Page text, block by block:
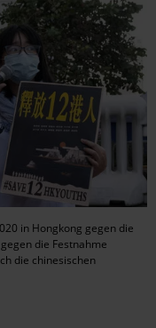
in Hongkong gegen die
die Festnahme
die chinesischen